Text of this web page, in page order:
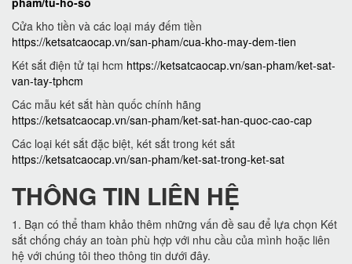
Cửa kho tiền và các loại máy đếm tiền
https://ketsatcaocap.vn/san-pham/cua-kho-may-dem-tien
Két sắt điện tử tại hcm https://ketsatcaocap.vn/san-pham/ket-sat-
van-tay-tphcm
Các mẫu két sắt hàn quốc chính hãng
https://ketsatcaocap.vn/san-pham/ket-sat-han-quoc-cao-cap
Các loại két sắt đặc biệt, két sắt trong két sắt
https://ketsatcaocap.vn/san-pham/ket-sat-trong-ket-sat
THÔNG TIN LIÊN HỆ
1. Bạn có thể tham khảo thêm những vấn đề sau để lựa chọn Két
sắt chống cháy an toàn phù hợp với nhu cầu của mình hoặc liên
hệ với chúng tôi theo thông tin dưới đây.